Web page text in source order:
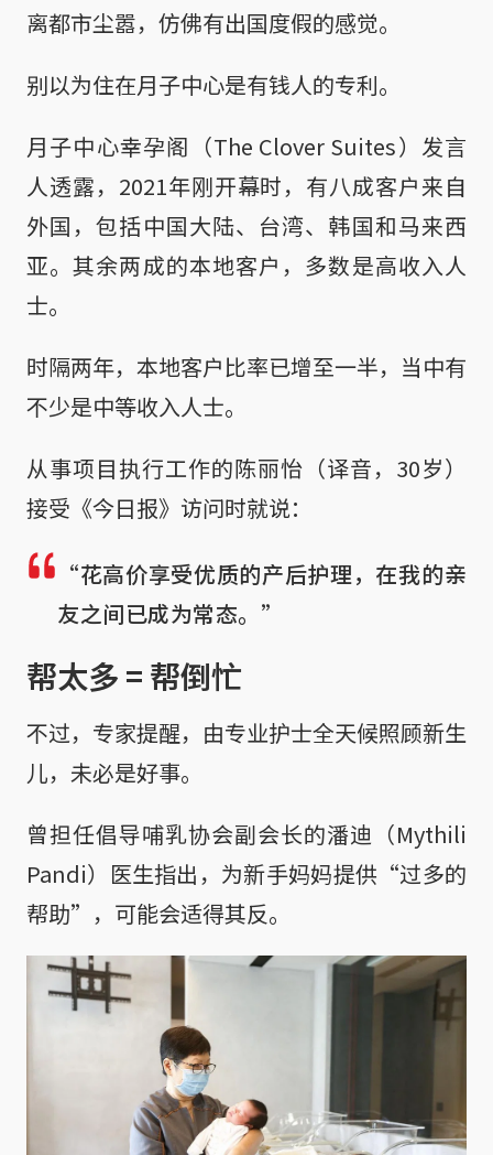
离都市尘嚣，仿佛有出国度假的感觉。
别以为住在月子中心是有钱人的专利。
月子中心幸孕阁（The Clover Suites）发言
人透露，2021年刚开幕时，有八成客户来自
外国，包括中国大陆、台湾、韩国和马来西
亚。其余两成的本地客户，多数是高收入人
士。
时隔两年，本地客户比率已增至一半，当中有
不少是中等收入人士。
从事项目执行工作的陈丽怡（译音，30岁）
接受《今日报》访问时就说：
“花高价享受优质的产后护理，在我的亲
友之间已成为常态。”
帮太多 = 帮倒忙
不过，专家提醒，由专业护士全天候照顾新生
儿，未必是好事。
曾担任倡导哺乳协会副会长的潘迪（Mythili
Pandi）医生指出，为新手妈妈提供“过多的
帮助”，可能会适得其反。